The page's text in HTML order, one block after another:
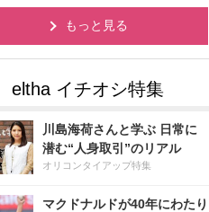
もっと見る
川島海荷さんと学ぶ 日常に
潜む“人身取引”のリアル
オリコンタイアップ特集
マクドナルドが40年にわたり